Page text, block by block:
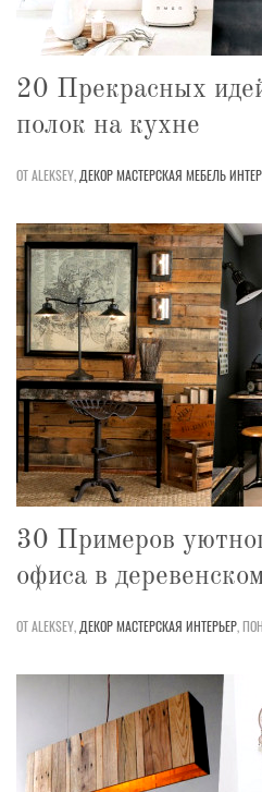
20 Прекрасных
полок на кухне
ОТ ALEKSEY, ДЕКОРМАСТЕРСКАЯ МЕБЕЛЬ
30 Примеров
офиса в
ОТ ALEKSEY, ДЕКОРМАСТЕРСКАЯ ИНТЕРЬЕР,